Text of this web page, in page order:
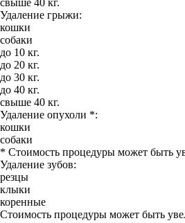
свыше 40 кг.
Удаление грыжи:
кошки
собаки
до 10 кг.
до 20 кг.
до 30 кг.
до 40 кг.
свыше 40 кг.
Удаление опухоли *:
кошки
собаки
* Стоимость процедуры может быть
Удаление зубов:
резцы
клыки
коренные
Стоимость процедуры может быть